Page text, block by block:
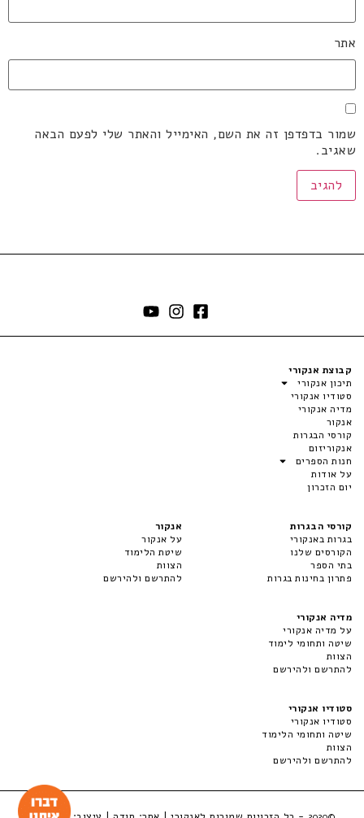
אתר
שמור בדפדפן זה את השם, האימייל והאתר שלי לפעם הבאה
שאגיב.
קבוצת אנקורי
תיכון אנקורי
סטודיו אנקורי
מדיה אנקורי
אנקור
קורסי הבגרות
אנקוריזום
חנות הספרים
על אודות
יום הזכרון
קורסי הבגרות
בגרות באנקורי
הקורסים שלנו
בתי הספר
פתרון בחינות בגרות
אנקור
על אנקור
שיטת הלימוד
הצוות
להתרשם ולהירשם
מדיה אנקורי
על מדיה אנקורי
שיטה ותחומי לימוד
הצוות
להתרשם ולהירשם
סטודיו אנקורי
סטודיו אנקורי
שיטה ותחומי הלימוד
הצוות
להתרשם ולהירשם